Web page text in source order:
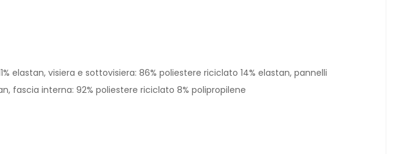
elastan, visiera e sottovisiera: 86% poliestere riciclato 14% elastan, pannelli
fascia interna: 92% poliestere riciclato 8% polipropilene